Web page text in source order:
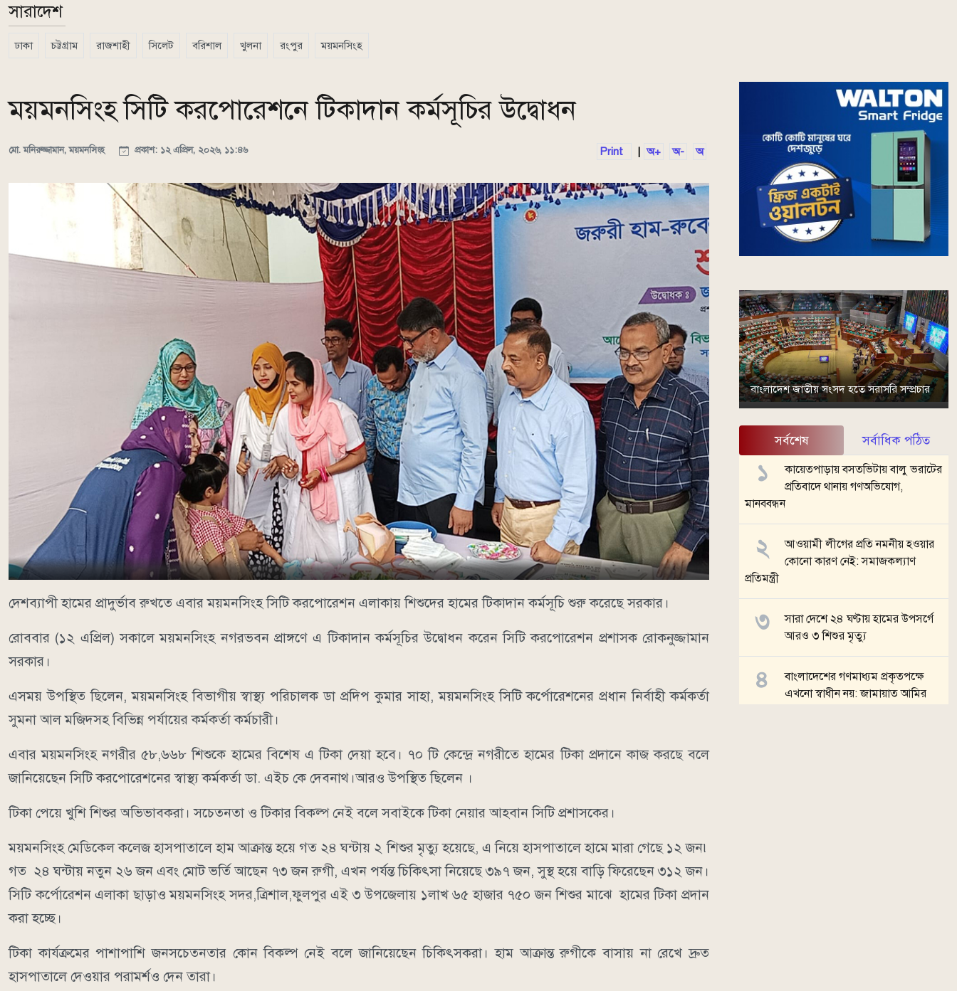
সারাদেশ
ঢাকা চট্টগ্রাম রাজশাহী সিলেট বরিশাল খুলনা রংপুর ময়মনসিংহ
ময়মনসিংহ সিটি করপোরেশনে টিকাদান কর্মসূচির উদ্বোধন
মো. মনিরুজ্জামান, ময়মনসিংহ প্রকাশ: ১২ এপ্রিল, ২০২৬, ১১:৪৬ Print অ+ অ- অ
দেশব্যাপী হামের প্রাদুর্ভাব রুখতে এবার ময়মনসিংহ সিটি করপোরেশন এলাকায় শিশুদের হামের টিকাদান কর্মসূচি শুরু করেছে সরকার।
রোববার (১২ এপ্রিল) সকালে ময়মনসিংহ নগরভবন প্রাঙ্গণে এ টিকাদান কর্মসূচির উদ্বোধন করেন সিটি করপোরেশন প্রশাসক রোকনুজ্জামান
সরকার।
এসময় উপস্থিত ছিলেন, ময়মনসিংহ বিভাগীয় স্বাস্থ্য পরিচালক ডা প্রদিপ কুমার সাহা, ময়মনসিংহ সিটি কর্পোরেশনের প্রধান নির্বাহী কর্মকর্তা
সুমনা আল মজিদসহ বিভিন্ন পর্যায়ের কর্মকর্তা কর্মচারী।
এবার ময়মনসিংহ নগরীর ৫৮,৬৬৮ শিশুকে হামের বিশেষ এ টিকা দেয়া হবে। ৭০ টি কেন্দ্রে নগরীতে হামের টিকা প্রদানে কাজ করছে বলে
জানিয়েছেন সিটি করপোরেশনের স্বাস্থ্য কর্মকর্তা ডা. এইচ কে দেবনাথ।আরও উপস্থিত ছিলেন ।
টিকা পেয়ে খুশি শিশুর অভিভাবকরা। সচেতনতা ও টিকার বিকল্প নেই বলে সবাইকে টিকা নেয়ার আহবান সিটি প্রশাসকের।
ময়মনসিংহ মেডিকেল কলেজ হাসপাতালে হাম আক্রান্ত হয়ে গত ২৪ ঘন্টায় ২ শিশুর মৃত্যু হয়েছে, এ নিয়ে হাসপাতালে হামে মারা গেছে ১২ জন৷
গত ২৪ ঘন্টায় নতুন ২৬ জন এবং মোট ভর্তি আছেন ৭৩ জন রুগী, এখন পর্যন্ত চিকিৎসা নিয়েছে ৩৯৭ জন, সুস্থ হয়ে বাড়ি ফিরেছেন ৩১২ জন।
সিটি কর্পোরেশন এলাকা ছাড়াও ময়মনসিংহ সদর,ত্রিশাল,ফুলপুর এই ৩ উপজেলায় ১লাখ ৬৫ হাজার ৭৫০ জন শিশুর মাঝে হামের টিকা প্রদান
করা হচ্ছে।
টিকা কার্যক্রমের পাশাপাশি জনসচেতনতার কোন বিকল্প নেই বলে জানিয়েছেন চিকিৎসকরা। হাম আক্রান্ত রুগীকে বাসায় না রেখে দ্রুত
হাসপাতালে দেওয়ার পরামর্শও দেন তারা।
বাংলাদেশ জাতীয় সংসদ হতে সরাসরি সম্প্রচার
সর্বশেষ সর্বাধিক পঠিত
কায়েতপাড়ায় বসতভিটায় বালু ভরাটের
প্রতিবাদে থানায় গণঅভিযোগ,
মানববন্ধন
আওয়ামী লীগের প্রতি নমনীয় হওয়ার
কোনো কারণ নেই: সমাজকল্যাণ
প্রতিমন্ত্রী
সারা দেশে ২৪ ঘণ্টায় হামের উপসর্গে
আরও ৩ শিশুর মৃত্যু
বাংলাদেশের গণমাধ্যম প্রকৃতপক্ষে
এখনো স্বাধীন নয়: জামায়াত আমির